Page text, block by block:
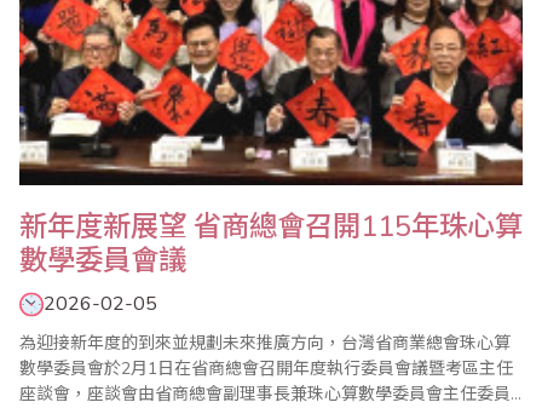
新年度新展望 省商總會召開115年珠心算
數學委員會議
2026-02-05
為迎接新年度的到來並規劃未來推廣方向，台灣省商業總會珠心算
數學委員會於2月1日在省商總會召開年度執行委員會議暨考區主任
座談會，座談會由省商總會副理事長兼珠心算數學委員會主任委員